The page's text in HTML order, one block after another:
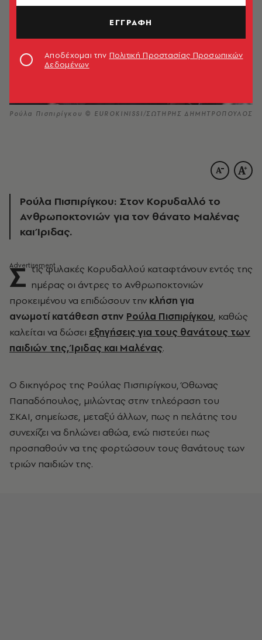
Ρούλα Πισπιρίγκου © EUROKINISSI/ΣΩΤΗΡΗΣ ΔΗΜΗΤΡΟΠΟΥΛΟΣ
Ρούλα Πισπιρίγκου: Στον Κορυδαλλό το
Ανθρωποκτονιών για τον θάνατο Μαλένας
και Ίριδας.
Σ τις φυλακές Κορυδαλλού καταφτάνουν εντός της
ημέρας οι άντρες το Ανθρωποκτονιών
προκειμένου να επιδώσουν την κλήση για
ανωμοτί κατάθεση στην Ρούλα Πισπιρίγκου, καθώς
καλείται να δώσει εξηγήσεις για τους θανάτους των
παιδιών της, Ίριδας και Μαλένας.
O δικηγόρος της Ρούλας Πισπιρίγκου, Όθωνας
Παπαδόπουλος, μιλώντας στην τηλεόραση του
ΣΚΑΙ, σημείωσε, μεταξύ άλλων, πως η πελάτης του
συνεχίζει να δηλώνει αθώα, ενώ πιστεύει πως
προσπαθούν να της φορτώσουν τους θανάτους των
τριών παιδιών της.
ΕΓΓΡΑΦΗ
Αποδέχομαι την Πολιτική Προστασίας Προσωπικών
Δεδομένων